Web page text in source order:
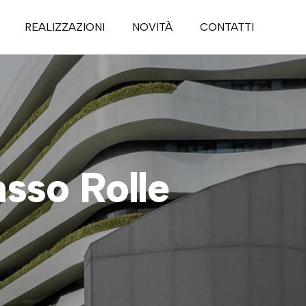
REALIZZAZIONI NOVITÀ CONTATTI
Rolle